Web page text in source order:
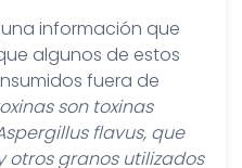
información que
algunos de estos
fuera de
son toxinas
flavus, que
otros granos utilizados